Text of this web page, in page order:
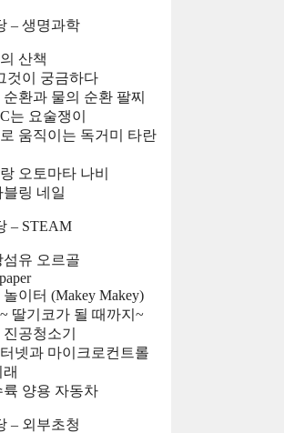
– 생명과학
산책
것이 궁금하다
환과 물의 순환 팔찌
는 요술쟁이
움직이는 독거미 타란
오토마타 나비
링 네일
– STEAM
유 오르골
이터 (Makey Makey)
딸기코가 될 때까지~
공청소기
넷과 마이크로컨트롤
륙 양용 자동차
– 외부초청